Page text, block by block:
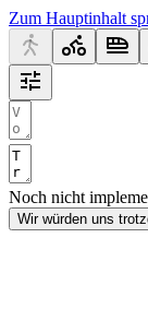
Zum Hauptinhalt
Noch nicht
Wir würden uns